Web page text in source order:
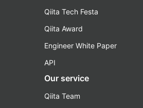
Qiita Tech Festa
Qiita Award
Engineer White Paper
API
Our service
Qiita Team